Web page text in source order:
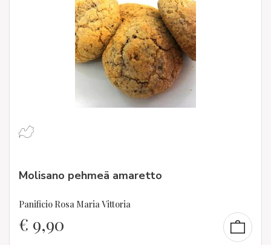
Molisano pehmeä amaretto
Panificio Rosa Maria Vittoria
€ 9,90